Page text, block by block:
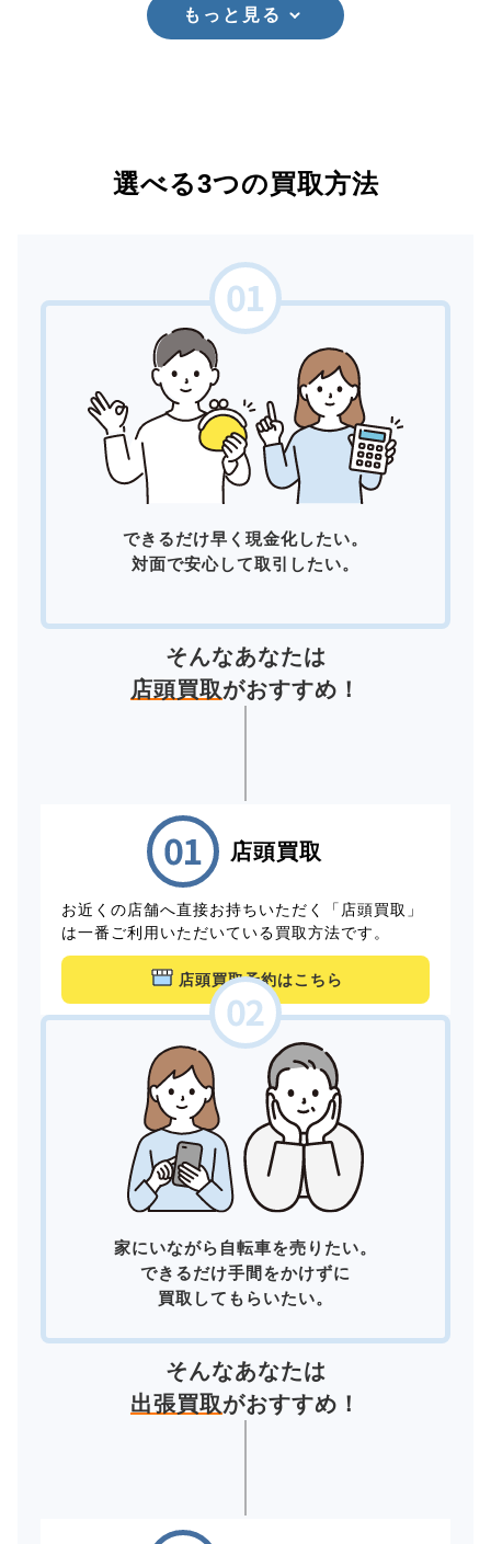
もっと見る
選べる3つの買取方法
できるだけ早く現金化したい。
対面で安心して取引したい。
そんなあなたは
店頭買取がおすすめ！
店頭買取
お近くの店舗へ直接お持ちいただく「店頭買取」
は一番ご利用いただいている買取方法です。
店頭買取予約はこちら
家にいながら自転車を売りたい。
できるだけ手間をかけずに
買取してもらいたい。
そんなあなたは
出張買取がおすすめ！